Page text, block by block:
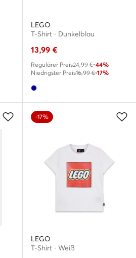
LEGO
T-Shirt · Dunkelblau
13,99 €
Regulärer Preis24,99 €-44%
Niedrigster Preis16,99 €-17%
-17%
LEGO
T-Shirt · Weiß